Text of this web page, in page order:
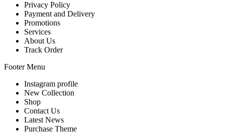
Privacy Policy
Payment and Delivery
Promotions
Services
About Us
Track Order
Footer Menu
Instagram profile
New Collection
Shop
Contact Us
Latest News
Purchase Theme